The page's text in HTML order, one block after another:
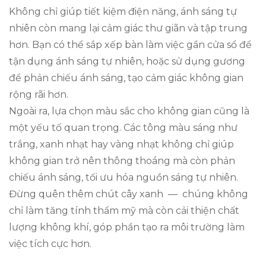
Không chỉ giúp tiết kiệm điện năng, ánh sáng tự
nhiên còn mang lại cảm giác thư giãn và tập trung
hơn. Bạn có thể sắp xếp bàn làm việc gần cửa sổ để
tận dụng ánh sáng tự nhiên, hoặc sử dụng gương
để phản chiếu ánh sáng, tạo cảm giác không gian
rộng rãi hơn.
Ngoài ra, lựa chọn màu sắc cho không gian cũng là
một yếu tố quan trọng. Các tông màu sáng như
trắng, xanh nhạt hay vàng nhạt không chỉ giúp
không gian trở nên thông thoáng mà còn phản
chiếu ánh sáng, tối ưu hóa nguồn sáng tự nhiên.
Đừng quên thêm chút cây xanh — chúng không
chỉ làm tăng tính thẩm mỹ mà còn cải thiện chất
lượng không khí, góp phần tạo ra môi trường làm
việc tích cực hơn.